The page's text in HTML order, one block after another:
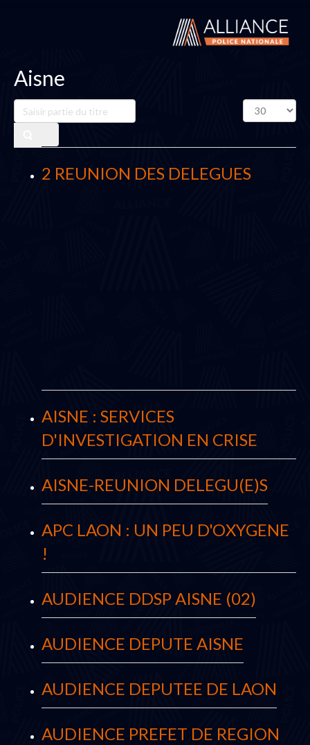
Aisne
Saisir
partie
titre
Affichage
#
2 REUNION DES DELEGUES
AISNE : SERVICES
D'INVESTIGATION EN CRISE
AISNE-REUNION DELEGU(E)S
APC LAON : UN PEU D'OXYGENE
!
AUDIENCE DDSP AISNE (02)
AUDIENCE DEPUTE AISNE
AUDIENCE DEPUTEE DE LAON
AUDIENCE PREFET DE REGION